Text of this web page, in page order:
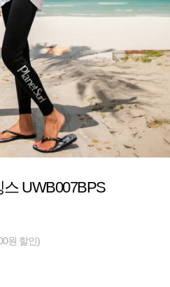
UWB007BPS
원 할인)